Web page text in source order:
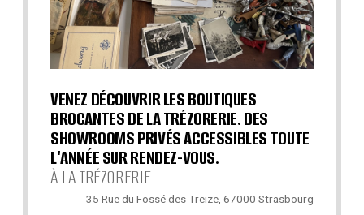
VENEZ DÉCOUVRIR LES BOUTIQUES
BROCANTES DE LA TRÉZORERIE. DES
SHOWROOMS PRIVÉS ACCESSIBLES TOUTE
L'ANNÉE SUR RENDEZ-VOUS.
À LA TRÉZORERIE
35 Rue du Fossé des Treize, 67000 Strasbourg